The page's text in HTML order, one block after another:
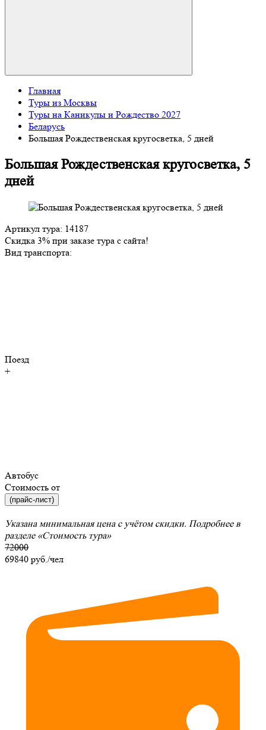
Главная
Туры из Москвы
Туры на Каникулы и Рождество 2027
Беларусь
Большая Рождественская кругосветка, 5 дней
Большая Рождественская кругосветка, 5
дней
Артикул тура: 14187
Скидка 3% при заказе тура с сайта!
Вид транспорта:
Поезд
+
Автобус
Стоимость от
(прайс-лист)
Указана минимальная цена с учётом скидки. Подробнее в
разделе «Стоимость тура»
72000
69840 руб./чел